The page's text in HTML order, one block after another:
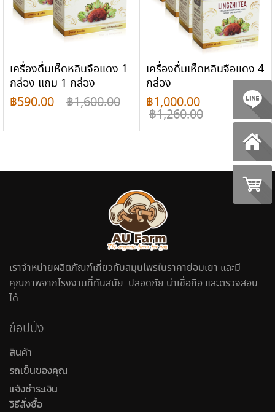
เครื่องดื่มเห็ดหลินจือแดง 1
กล่อง แถม 1 กล่อง
฿590.00 ฿1,600.00
เครื่องดื่มเห็ดหลินจือแดง 4
กล่อง
฿1,000.00
฿1,260.00
เราจำหน่ายผลิตภัณฑ์เกี่ยวกับสมุนไพรในราคาย่อมเยา และมี
คุณภาพจากโรงงานที่ทันสมัย ปลอดภัย น่าเชื่อถือ และตรวจสอบ
ได้
ช้อปปิ้ง
สินค้า
รถเข็นของคุณ
แจ้งชำระเงิน
วิธีสั่งซื้อ